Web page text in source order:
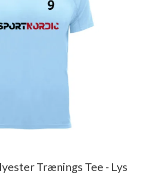
Trænings Tee - Lys